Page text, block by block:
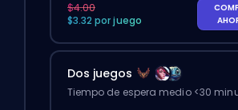
$4.00
$3.32 por juego
Dos juegos
Tiempo de espera medio <30